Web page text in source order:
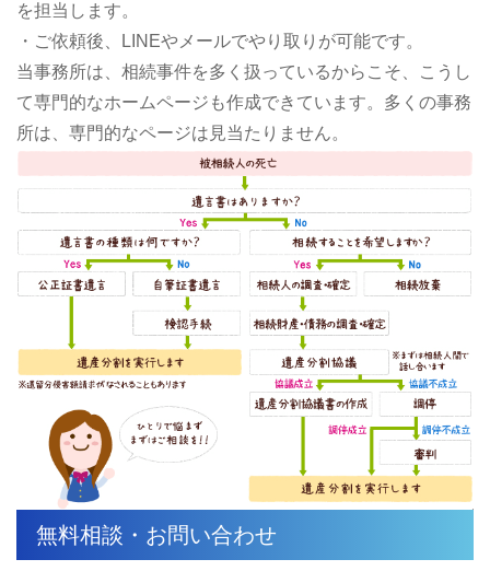
を担当します。
・ご依頼後、LINEやメールでやり取りが可能です。
当事務所は、相続事件を多く扱っているからこそ、こうし
て専門的なホームページも作成できています。多くの事務
所は、専門的なページは見当たりません。
無料相談・お問い合わせ